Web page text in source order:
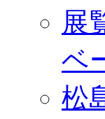
展
ベ
松